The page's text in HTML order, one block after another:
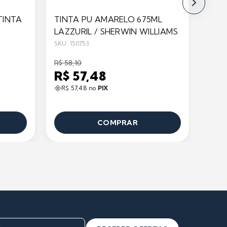
TINTA PU AMARELO 675ML
LAZZURIL / SHERWIN WILLIAMS
SKU: 150753
R$ 58,10
R$ 57,48
R$ 57,48 no PIX
COMPRAR